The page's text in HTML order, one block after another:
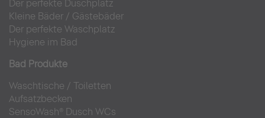
Der perfekte Duschplatz
Kleine Bäder / Gästebäder
Der perfekte Waschplatz
Hygiene im Bad
Bad Produkte
Waschtische / Toiletten
Aufsatzbecken
SensoWash® Dusch WCs